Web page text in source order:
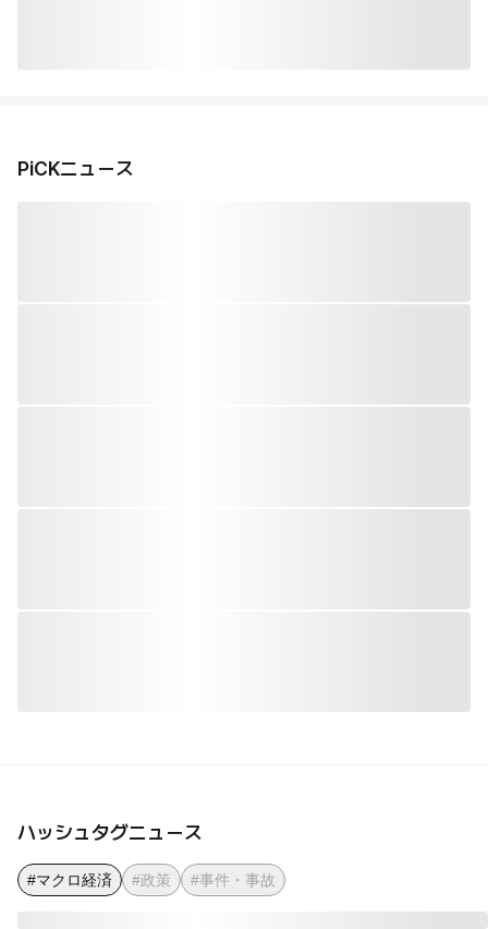
PiCKニュース
ハッシュタグニュース
#マクロ経済 #政策 #事件・事故